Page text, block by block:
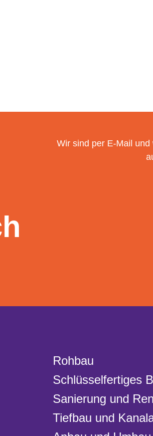
Wir sind per E-Mail
Rohbau
Schlüsselfertiges
Sanierung und
Tiefbau und